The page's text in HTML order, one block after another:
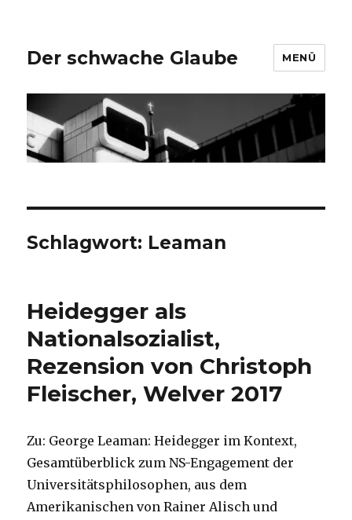
Der schwache Glaube MENÜ
Schlagwort: Leaman
Heidegger als
Nationalsozialist,
Rezension von Christoph
Fleischer, Welver 2017
Zu: George Leaman: Heidegger im Kontext,
Gesamtüberblick zum NS-Engagement der
Universitätsphilosophen, aus dem
Amerikanischen von Rainer Alisch und